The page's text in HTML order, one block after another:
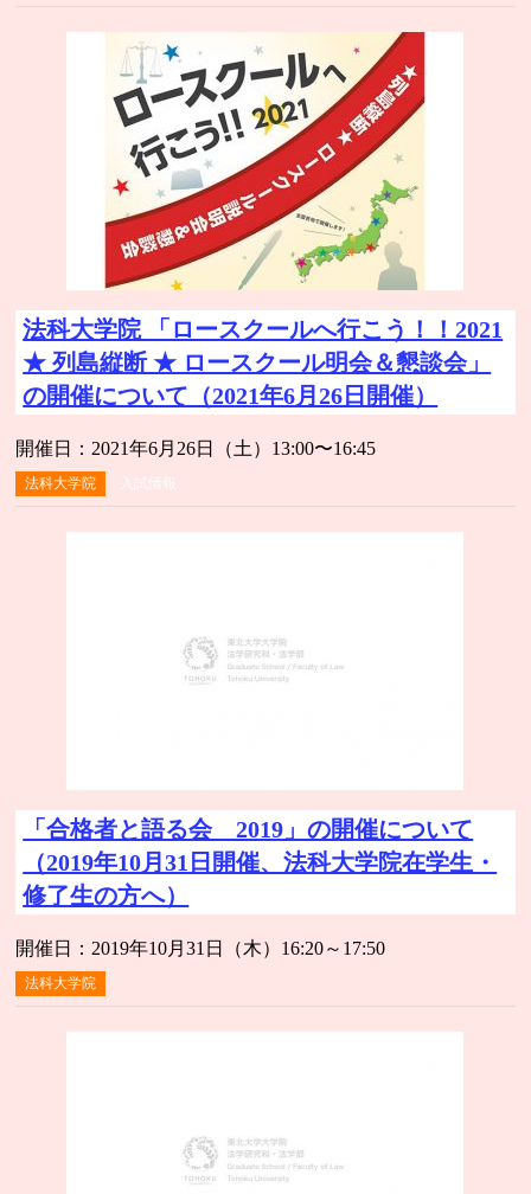
法科大学院 「ロースクールへ行こう！！2021
★ 列島縦断 ★ ロースクール明会＆懇談会」
の開催について（2021年6月26日開催）
開催日：2021年6月26日（土）13:00〜16:45
法科大学院 入試情報
「合格者と語る会 2019」の開催について
（2019年10月31日開催、法科大学院在学生・
修了生の方へ）
開催日：2019年10月31日（木）16:20～17:50
法科大学院